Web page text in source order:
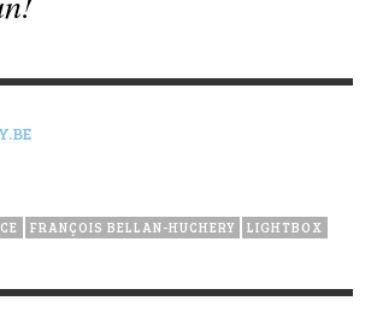
FRANÇOIS BELLAN-HUCHERY LIGHTBOX